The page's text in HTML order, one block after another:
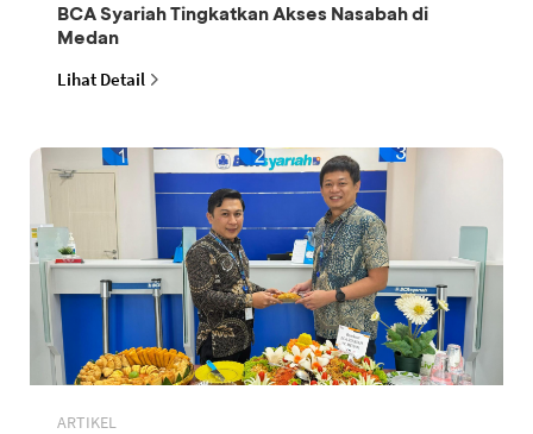
BCA Syariah Tingkatkan Akses Nasabah di
Medan
Lihat Detail
ARTIKEL